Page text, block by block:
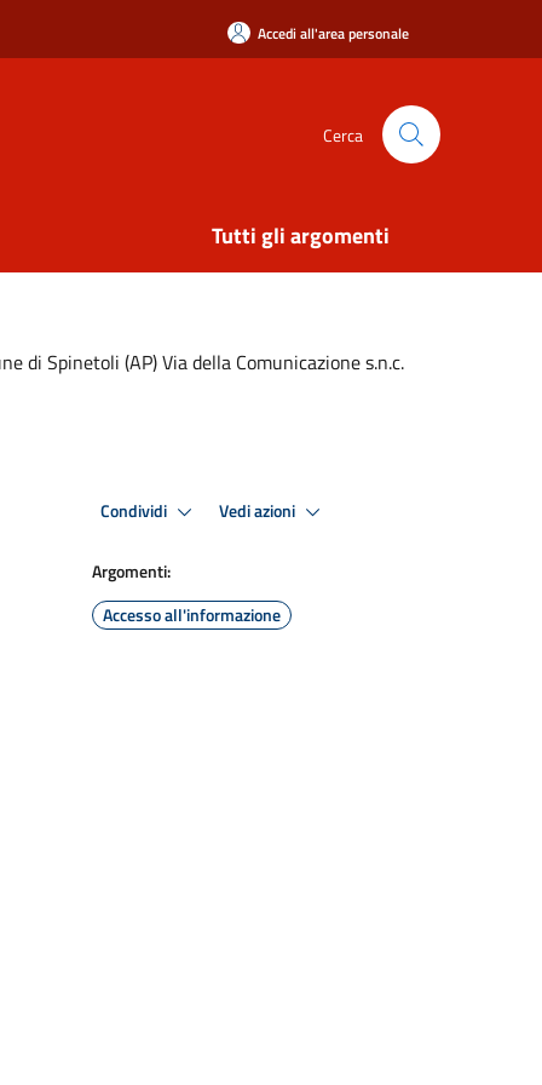
Accedi all'area personale
Cerca
Tutti gli argomenti
di Spinetoli (AP) Via della Comunicazione s.n.c.
Condividi Vedi azioni
Argomenti:
Accesso all'informazione